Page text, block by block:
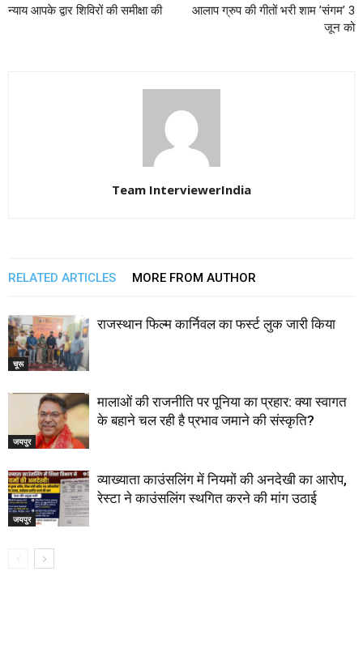
न्याय आपके द्वार शिविरों की समीक्षा की
आलाप ग्रुप की गीतों भरी शाम ’संगम’ 3
जून को
Team InterviewerIndia
RELATED ARTICLES MORE FROM AUTHOR
चूरू
राजस्थान फिल्म कार्निवल का फर्स्ट लुक जारी किया
जयपुर
मालाओं की राजनीति पर पूनिया का प्रहार: क्या स्वागत
के बहाने चल रही है प्रभाव जमाने की संस्कृति?
जयपुर
व्याख्याता काउंसलिंग में नियमों की अनदेखी का आरोप,
रेस्टा ने काउंसलिंग स्थगित करने की मांग उठाई